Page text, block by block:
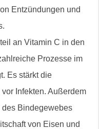
Entzündungen und
an Vitamin C in den
Prozesse im
Es stärkt die
Infekten. Außerdem
des Bindegewebes
von Eisen und